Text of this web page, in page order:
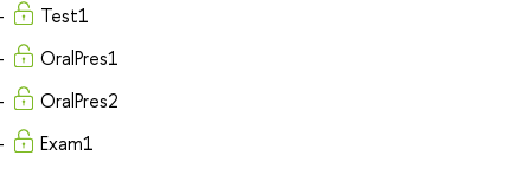
Test1
OralPres1
OralPres2
Exam1